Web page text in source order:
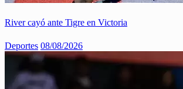
River cayó ante Tigre en Victoria
Deportes 08/08/2026